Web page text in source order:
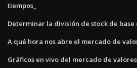
tiempos_
Determinar la división de stock de base
A qué hora nos abre el mercado de
Gráficos en vivo del mercado de